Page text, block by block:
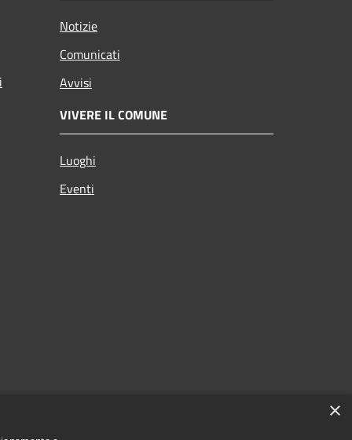
Notizie
Comunicati
Avvisi
VIVERE IL COMUNE
Luoghi
Eventi
×